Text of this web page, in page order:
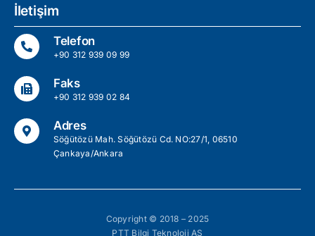
İletişim
Telefon
+90 312 939 09 99
Faks
+90 312 939 02 84
Adres
Söğütözü Mah. Söğütözü Cd. NO:27/1, 06510
Çankaya/Ankara
Copyright © 2018 – 2025
PTT Bilgi Teknoloji AŞ